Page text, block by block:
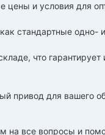
и условия для
стандартные одно-
что
привод для вашего
на все вопросы и